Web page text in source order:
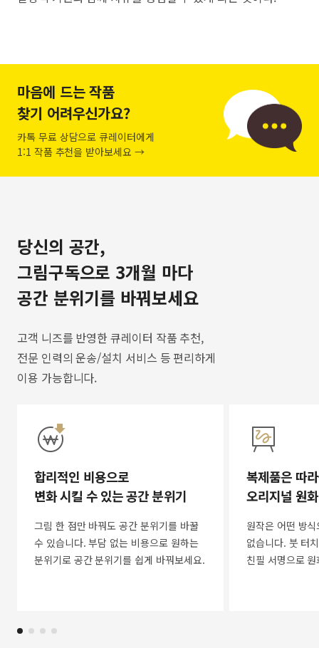
마음에 드는 작품
찾기 어려우신가요?
카톡 무료 상담으로 큐레이터에게
1:1 작품 추천을 받아보세요 →
당신의 공간,
그림구독으로 3개월 마다
공간 분위기를 바꿔보세요
고객 니즈를 반영한 큐레이터 작품 추천,
전문 인력의 운송/설치 서비스 등 편리하게
이용 가능합니다.
합리적인 비용으로
변화 시킬 수 있는 공간 분위기
그림 한 점만 바꿔도 공간 분위기를 바꿀
수 있습니다. 부담 없는 비용으로 원하는
분위기로 공간 분위기를 쉽게 바꿔보세요.
복제품은 따
오리지널 원
원작은 어떤 방
없습니다. 붓 터
친필 서명으로